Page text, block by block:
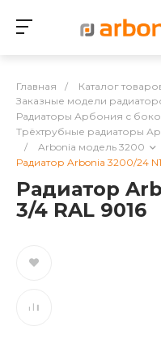
Главная / Каталог
Заказные модели
Радиаторы Арбония с
Трёхтрубные радиаторы
/
Arbonia модель 3200
Радиатор Arbonia 3200/24
Радиатор
3/4 RAL 9016